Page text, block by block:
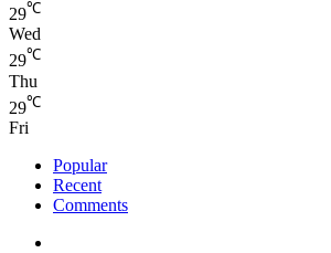
29℃
Wed
29℃
Thu
29℃
Fri
Popular
Recent
Comments